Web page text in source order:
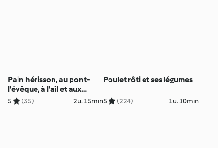
Pain hérisson, au pont-
l'évêque, à l'ail et aux
noisettes
5 (35) 2u. 15min
Poulet rôti et ses légumes
5 (224) 1u. 10min